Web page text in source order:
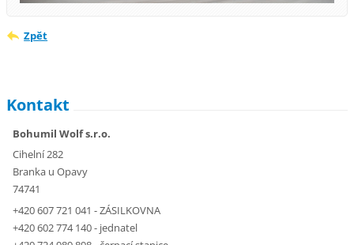
Zpět
Kontakt
Bohumil Wolf s.r.o.
Cihelní 282
Branka u Opavy
74741
+420 607 721 041 - ZÁSILKOVNA
+420 602 774 140 - jednatel